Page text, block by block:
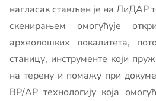
нагласак стављен је на ЛиДАР
скенирањем омогућује
археолошких локалитета,
станицу, инструменте који
на терену и помажу при
ВР/АР технологију која